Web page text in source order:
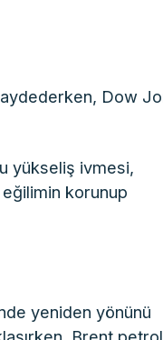
Dow
yükseliş ivmesi,
korunup
yeniden yönünü